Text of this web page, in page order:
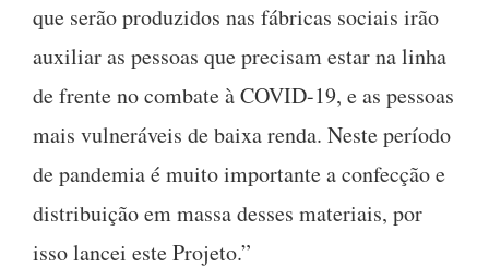
que serão produzidos nas fábricas sociais irão
auxiliar as pessoas que precisam estar na linha
de frente no combate à COVID-19, e as pessoas
mais vulneráveis de baixa renda. Neste período
de pandemia é muito importante a confecção e
distribuição em massa desses materiais, por
isso lancei este Projeto.”